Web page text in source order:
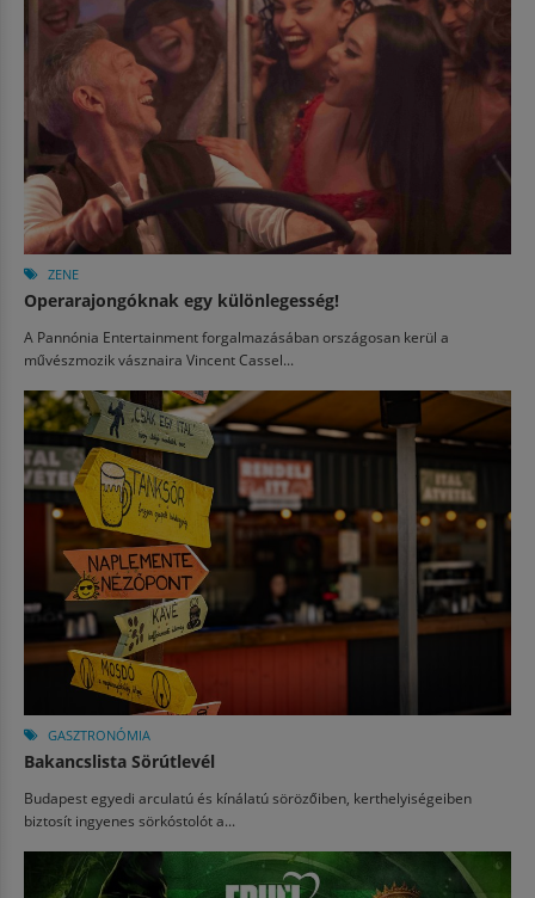
ZENE
Operarajongóknak egy különlegesség!
A Pannónia Entertainment forgalmazásában országosan kerül a
művészmozik vásznaira Vincent Cassel...
GASZTRONÓMIA
Bakancslista Sörútlevél
Budapest egyedi arculatú és kínálatú sörözőiben, kerthelyiségeiben
biztosít ingyenes sörkóstolót a...